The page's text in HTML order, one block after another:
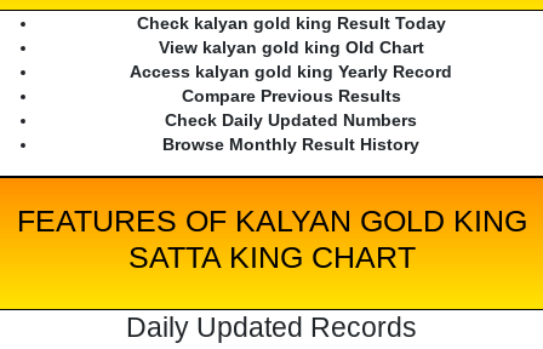
Check kalyan gold king Result Today
View kalyan gold king Old Chart
Access kalyan gold king Yearly Record
Compare Previous Results
Check Daily Updated Numbers
Browse Monthly Result History
FEATURES OF KALYAN GOLD KING
SATTA KING CHART
Daily Updated Records